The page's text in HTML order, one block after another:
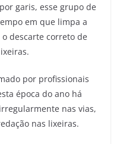
garis, esse grupo de
em que limpa a
descarte correto de
por profissionais
época do ano há
nas vias,
nas lixeiras.